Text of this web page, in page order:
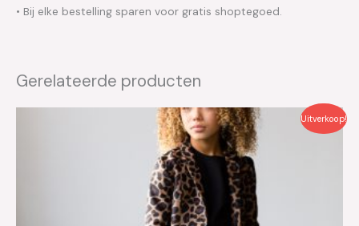
• Bij elke bestelling sparen voor gratis shoptegoed.
Gerelateerde producten
Uitverkoop!